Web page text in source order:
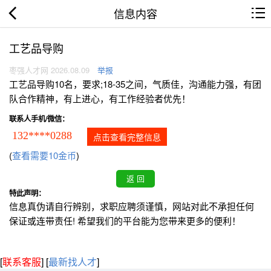
信息内容
工艺品导购
枣强人才网 2026.08.09 举报
工艺品导购10名，要求;18-35之间，气质佳，沟通能力强，有团
队合作精神，有上进心，有工作经验者优先！
联系人手机/微信：
132****0288 点击查看完整信息
(查看需要10金币)
特此声明：
信息真伪请自行辨别，求职应聘须谨慎，网站对此不承担任何
保证或连带责任! 希望我们的平台能为您带来更多的便利！
[联系客服] [最新找人才]